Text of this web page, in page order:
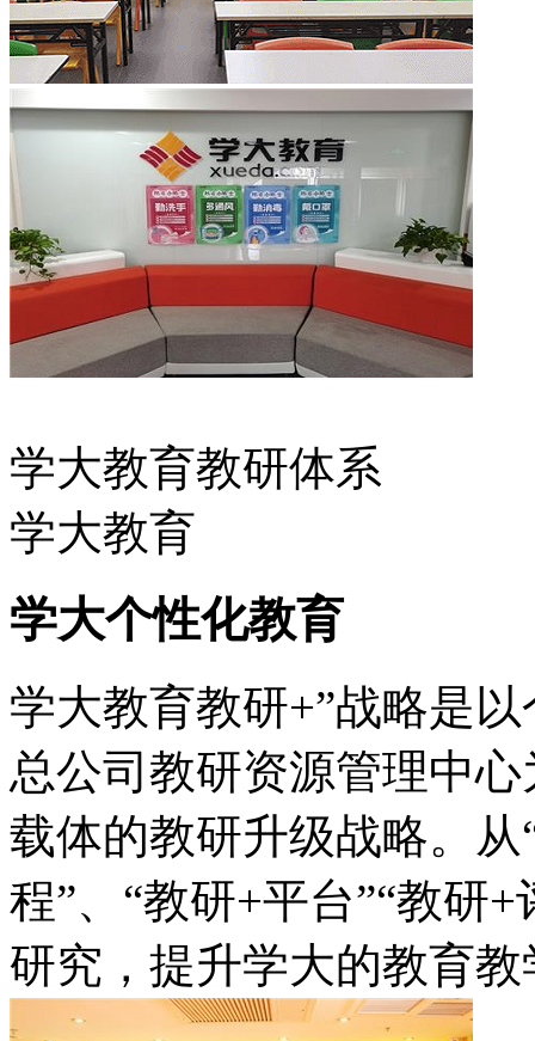
学大教育教研体系
学大教育
学大个性化教育
学大教育教研+”战略是
总公司教研资源管理中
载体的教研升级战略。从
程”、“教研+平台”“教研
研究，提升学大的教育